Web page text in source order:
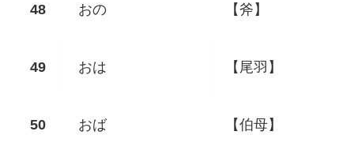
おの 【斧】
おは 【尾羽】
おば 【伯母】